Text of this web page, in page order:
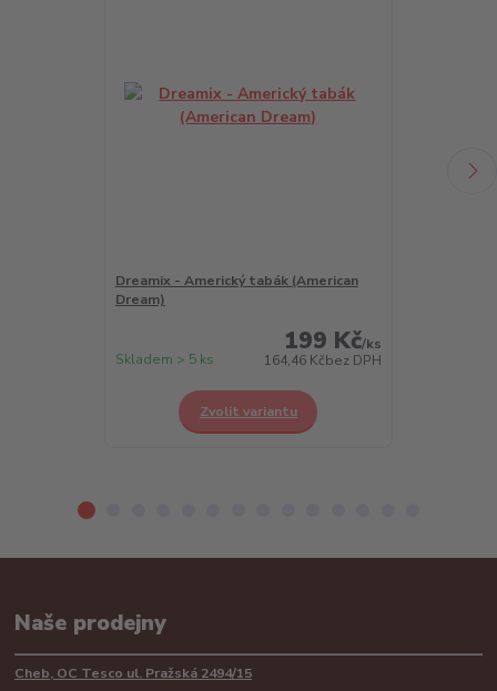
Dreamix - Americký tabák (American
Dream)
199 Kč/ks
164,46 Kčbez DPH
Skladem > 5 ks
Zvolit variantu
Naše prodejny
Cheb, OC Tesco ul. Pražská 2494/15